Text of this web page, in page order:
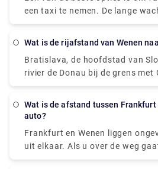
een taxi te nemen. De lange
buiten de aankomstpoort kan
is om vooraf een privétransfer
chauffeur klaar staat om u te
naambordje in de aankomsthal. Een privétransfer is
vergelijkbaar met een taxirit.
tot taxi's, biedt het premium
schoon zitten en comfort. De
meestal in de aankomsthal in
ophaalservice vanaf de
voor ophaalservice bij het hotel.
Wat is de rijafstand van Wenen
Bratislava, de hoofdstad van
rivier de Donau bij de grens met
Hongarije. Het is een prachtige
deze heerlijke plek kun je altijd
duurt het amper 60 minuten om
steden bieden je veel
Wat is de afstand tussen Frankfurt en Wenen met de
auto?
Frankfurt en Wenen liggen
uit elkaar. Als u over de weg
uur om uw reis te voltooien. Frankfurt is een stad in